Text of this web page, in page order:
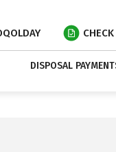
DISPOSAL